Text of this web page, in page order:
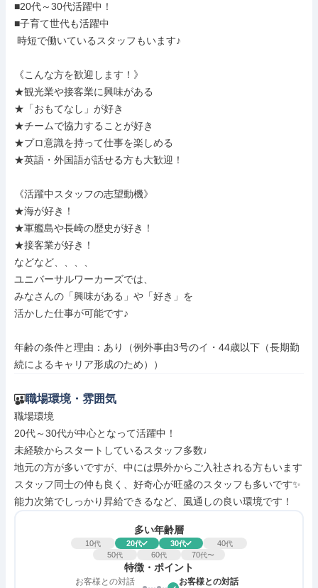
■20代～30代活躍中！
■子育て世代も活躍中
《こんな方を歓迎します！》
★観光業や接客業に興味がある
★「おもてなし」が好き
★チームで協力することが好き
★プロ意識を持って仕事を楽しめる
★英語・外国語が話せる方も大歓迎！
《活躍中スタッフの志望動機》
★海が好き！
★軍艦島や長崎の歴史が好き！
★接客業が好き！
などなど、、、、
ユニバーサルワーカーズでは、
みなさんの「興味がある」や「好き」を
活かした仕事が可能です♪
年齢の条件と理由：あり（例外事由3号のイ・44歳以下（長期勤
続によるキャリア形成のため））
職場環境・雰囲気
職場環境
20代～30代が中心となって活躍中！
未経験からスタートしているスタッフ多数♩
地元の方が多いですが、中には県外からご入社される方もいます
スタッフ同士の仲も良く、好奇心が旺盛のスタッフも多いです✨
能力次第でしっかり昇給できるなど、風通しの良い環境です！
多い年齢層
10代 20代 30代 40代
50代 60代 70代〜
特徴・ポイント
お客様との対話
お客様との対話